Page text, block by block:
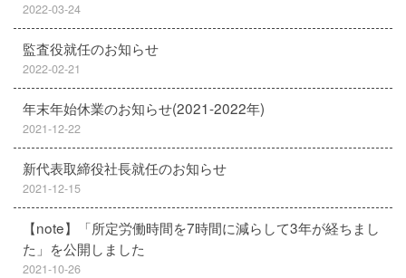
2022-03-24
監査役就任のお知らせ
2022-02-21
年末年始休業のお知らせ(2021-2022年)
2021-12-22
新代表取締役社長就任のお知らせ
2021-12-15
【note】「所定労働時間を7時間に減らして3年が経ちまし
た」を公開しました
2021-10-26